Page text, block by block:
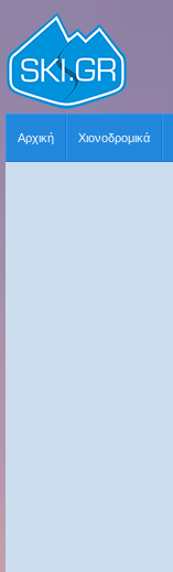
Αρχική Χιονοδρομικά